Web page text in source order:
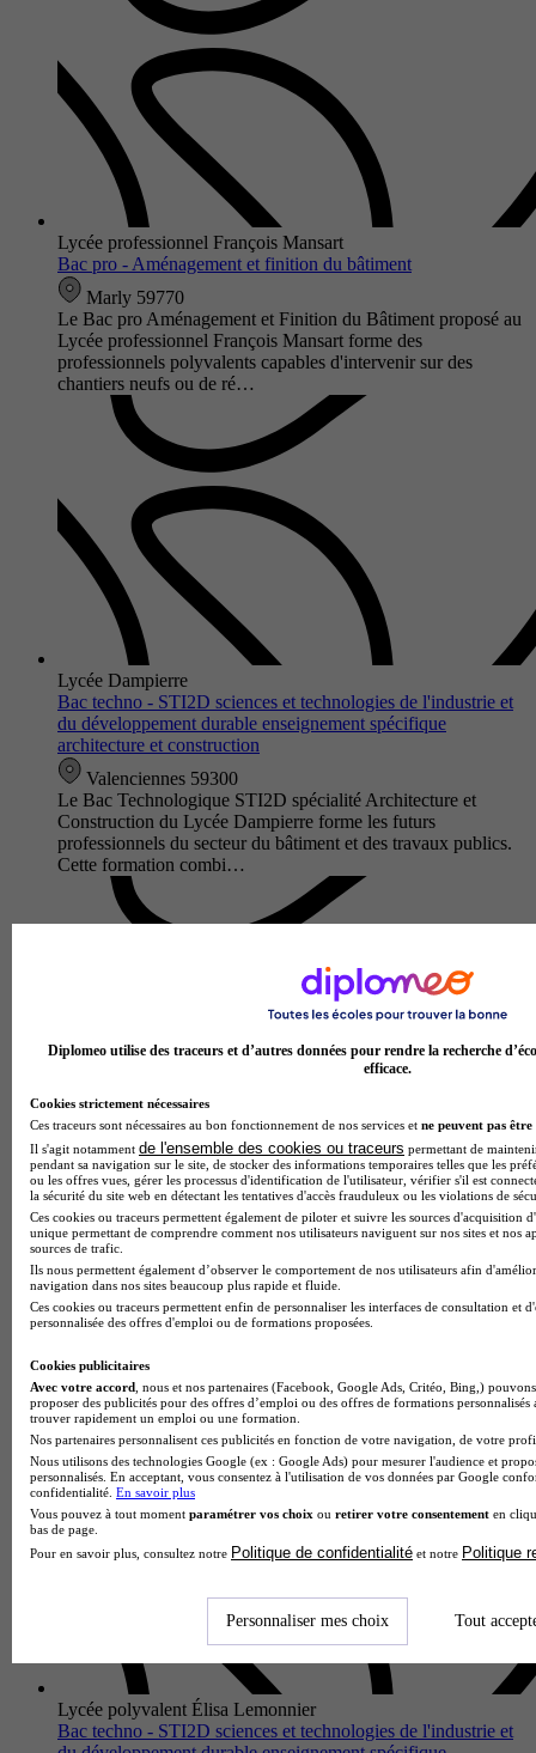
Lycée professionnel François Mansart
Bac pro - Aménagement et finition du bâtiment
Marly 59770
Le Bac pro Aménagement et Finition du Bâtiment proposé au
Lycée professionnel François Mansart forme des
professionnels polyvalents capables d'intervenir sur des
chantiers neufs ou de ré…
Lycée Dampierre
Bac techno - STI2D sciences et technologies de l'industrie et
du développement durable enseignement spécifique
architecture et construction
Valenciennes 59300
Le Bac Technologique STI2D spécialité Architecture et
Construction du Lycée Dampierre forme les futurs
professionnels du secteur du bâtiment et des travaux publics.
Cette formation combi…
Lycée du Hainaut
Bac techno - STI2D sciences et technologies de l'industrie et
du développement durable enseignement spécifique
architecture et construction
2.0
1 avis
Valenciennes 59300
et du Développement Durable avec spécialisation Architecture
et Construction proposé par le Lycée du Hainaut forme des
technic…
Lycée polyvalent Élisa Lemonnier
Bac techno - STI2D sciences et technologies de l'industrie et
Diplomeo utilise des traceurs et d’autres données pour rendre la recherche
efficace.
Cookies strictement nécessaires
Ces traceurs sont nécessaires au bon fonctionnement de nos services et ne peuvent pas être
Il s'agit notamment de l'ensemble des cookies ou traceurs permettant de
pendant sa navigation sur le site, de stocker des informations temporaires telles que les
ou les offres vues, gérer les processus d'identification de l'utilisateur, vérifier s'il est
la sécurité du site web en détectant les tentatives d'accès frauduleux ou les violations de
Ces cookies ou traceurs permettent également de piloter et suivre les sources d'acquisition
unique permettant de comprendre comment nos utilisateurs naviguent sur nos sites et nos
sources de trafic.
Ils nous permettent également d’observer le comportement de nos utilisateurs afin
navigation dans nos sites beaucoup plus rapide et fluide.
Ces cookies ou traceurs permettent enfin de personnaliser les interfaces de consultation et
personnalisée des offres d'emploi ou de formations proposées.
Cookies publicitaires
Avec votre accord , nous et nos partenaires (Facebook, Google Ads, Critéo, Bing,)
proposer des publicités pour des offres d’emploi ou des offres de formations
trouver rapidement un emploi ou une formation.
Nos partenaires personnalisent ces publicités en fonction de votre navigation, de votre
Nous utilisons des technologies Google (ex : Google Ads) pour mesurer l'audience et
personnalisés. En acceptant, vous consentez à l'utilisation de vos données par Google
confidentialité. En savoir plus
Vous pouvez à tout moment paramétrer vos choix ou retirer votre consentement en
bas de page.
Pour en savoir plus, consultez notre Politique de confidentialité et notre Politique
Personnaliser mes choix Tout